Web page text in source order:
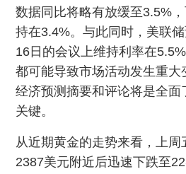
数据同比将略有放缓至3.5%
持在3.4%。与此同时，美联
16日的会议上维持利率在
都可能导致市场活动发生重大
经济预测摘要和评论将是全面
关键。
从近期黄金的走势来看，上周
2387美元附近后迅速下跌至